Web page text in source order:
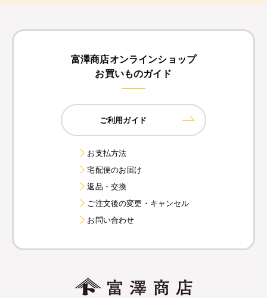
富澤商店オンラインショップ
お買いものガイド
ご利用ガイド
お支払方法
宅配便のお届け
返品・交換
ご注文後の変更・キャンセル
お問い合わせ